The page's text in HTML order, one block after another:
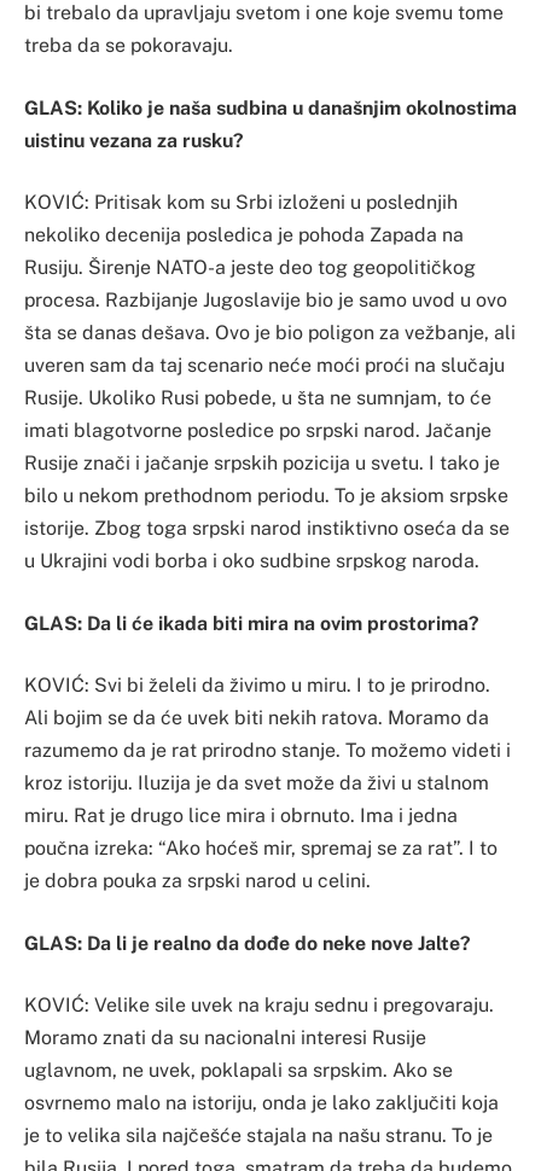
bi trebalo da upravljaju svetom i one koje svemu tome
treba da se pokoravaju.
GLAS: Koliko je naša sudbina u današnjim okolnostima
uistinu vezana za rusku?
KOVIĆ: Pritisak kom su Srbi izloženi u poslednjih
nekoliko decenija posledica je pohoda Zapada na
Rusiju. Širenje NATO-a jeste deo tog geopolitičkog
procesa. Razbijanje Jugoslavije bio je samo uvod u ovo
šta se danas dešava. Ovo je bio poligon za vežbanje, ali
uveren sam da taj scenario neće moći proći na slučaju
Rusije. Ukoliko Rusi pobede, u šta ne sumnjam, to će
imati blagotvorne posledice po srpski narod. Jačanje
Rusije znači i jačanje srpskih pozicija u svetu. I tako je
bilo u nekom prethodnom periodu. To je aksiom srpske
istorije. Zbog toga srpski narod instiktivno oseća da se
u Ukrajini vodi borba i oko sudbine srpskog naroda.
GLAS: Da li će ikada biti mira na ovim prostorima?
KOVIĆ: Svi bi želeli da živimo u miru. I to je prirodno.
Ali bojim se da će uvek biti nekih ratova. Moramo da
razumemo da je rat prirodno stanje. To možemo videti i
kroz istoriju. Iluzija je da svet može da živi u stalnom
miru. Rat je drugo lice mira i obrnuto. Ima i jedna
poučna izreka: “Ako hoćeš mir, spremaj se za rat”. I to
je dobra pouka za srpski narod u celini.
GLAS: Da li je realno da dođe do neke nove Jalte?
KOVIĆ: Velike sile uvek na kraju sednu i pregovaraju.
Moramo znati da su nacionalni interesi Rusije
uglavnom, ne uvek, poklapali sa srpskim. Ako se
osvrnemo malo na istoriju, onda je lako zaključiti koja
je to velika sila najčešće stajala na našu stranu. To je